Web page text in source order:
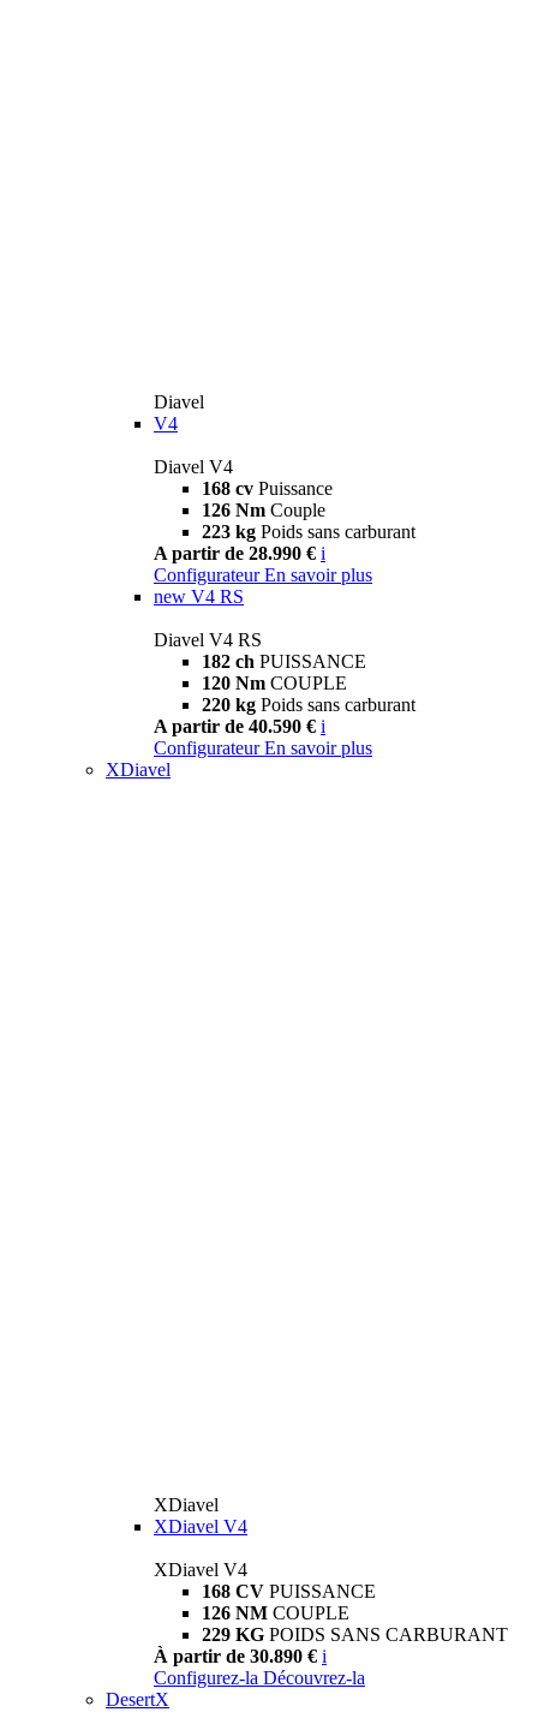
Diavel
V4
Diavel V4
168 cv Puissance
126 Nm Couple
223 kg Poids sans carburant
A partir de 28.990 € i
Configurateur En savoir plus
new V4 RS
Diavel V4 RS
182 ch PUISSANCE
120 Nm COUPLE
220 kg Poids sans carburant
A partir de 40.590 € i
Configurateur En savoir plus
XDiavel
XDiavel
XDiavel V4
XDiavel V4
168 CV PUISSANCE
126 NM COUPLE
229 KG POIDS SANS CARBURANT
À partir de 30.890 € i
Configurez-la Découvrez-la
DesertX